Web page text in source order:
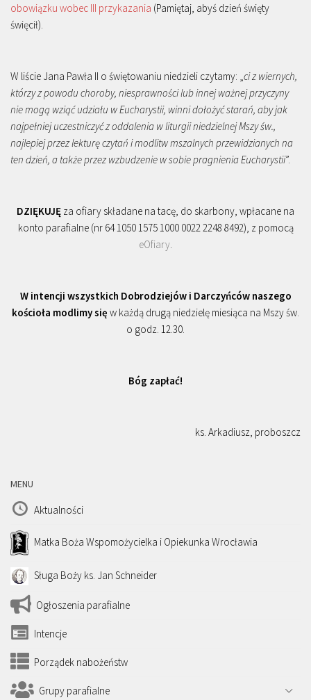
obowiązku wobec III przykazania (Pamiętaj, abyś dzień święty
święcił).
W liście Jana Pawła II o świętowaniu niedzieli czytamy: „ ci z wiernych,
którzy z powodu choroby, niesprawności lub innej ważnej przyczyny
nie mogą wziąć udziału w Eucharystii, winni dołożyć starań, aby jak
najpełniej uczestniczyć z oddalenia w liturgii niedzielnej Mszy św.,
najlepiej przez lekturę czytań i modlitw mszalnych przewidzianych na
ten dzień, a także przez wzbudzenie w sobie pragnienia Eucharystii”.
DZIĘKUJĘ za ofiary składane na tacę, do skarbony, wpłacane na
konto parafialne (nr 64 1050 1575 1000 0022 2248 8492), z pomocą
eOfiary
W intencji wszystkich Dobrodziejów i Darczyńców naszego
kościoła modlimy się w każdą drugą niedzielę miesiąca na Mszy św.
o godz. 12.30.
Bóg zapłać!
ks. Arkadiusz, proboszcz
MENU
Aktualności
Matka Boża Wspomożycielka i Opiekunka Wrocławia
Sługa Boży ks. Jan Schneider
Ogłoszenia parafialne
Intencje
Porządek nabożeństw
Grupy parafialne